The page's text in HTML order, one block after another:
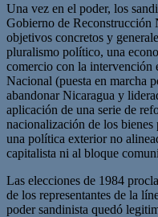
Una vez en el poder, los
Gobierno de Reconstrucción
objetivos concretos y
pluralismo político, una
comercio con la intervención
Nacional (puesta en marcha
abandonar Nicaragua y
aplicación de una serie de
nacionalización de los
una política exterior no
capitalista ni al bloque
Las elecciones de 1984
de los representantes de la
poder sandinista quedó